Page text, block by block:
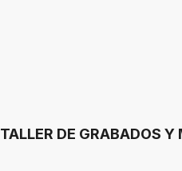
TALLER DE GRABADOS